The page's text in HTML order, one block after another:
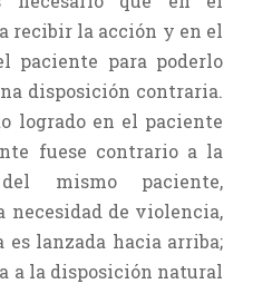
recibir la acción y en el
paciente para poderlo
disposición contraria.
logrado en el paciente
fuese contrario a la
mismo paciente,
necesidad de violencia,
es lanzada hacia arriba;
a la disposición natural